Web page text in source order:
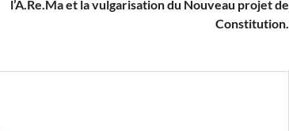
l’A.Re.Ma et la vulgarisation du Nouveau projet de
Constitution.